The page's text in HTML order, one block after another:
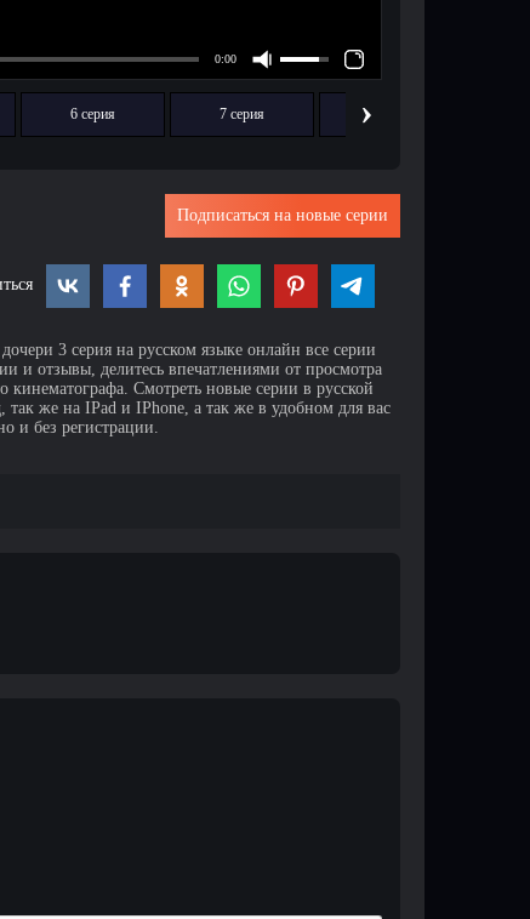
6 серия 7 серия 8 серия
›
Подписаться на новые серии
3 серия на русском языке онлайн все серии
и отзывы, делитесь впечатлениями от просмотра
Смотреть новые серии в русской
же на IPad и IPhone, а так же в удобном для вас
и без регистрации.